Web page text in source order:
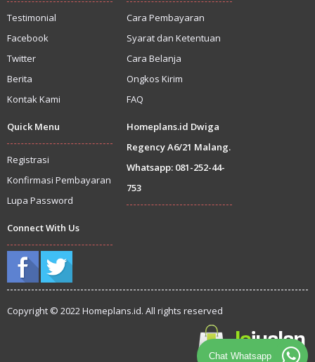
Testimonial
Facebook
Twitter
Berita
Kontak Kami
Cara Pembayaran
Syarat dan Ketentuan
Cara Belanja
Ongkos Kirim
FAQ
Quick Menu
Registrasi
Konfirmasi Pembayaran
Lupa Password
Homeplans.id Dwiga
Regency A6/21 Malang.
Whatsapp: 081-252-44-
753
Connect With Us
Copyright © 2022 Homeplans.id. All rights reserved
Chat Whatsapp